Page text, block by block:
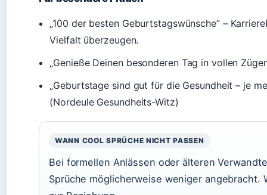
„100 der besten Geburtstagswünsche” –
Vielfalt überzeugen.
„Genieße Deinen besonderen Tag in vollen
„Geburtstage sind gut für die Gesundheit – je
(Nordeule Gesundheits-Witz)
WANN COOL SPRÜCHE NICHT PASSEN
Bei formellen Anlässen oder älteren
Sprüche möglicherweise weniger angebracht.